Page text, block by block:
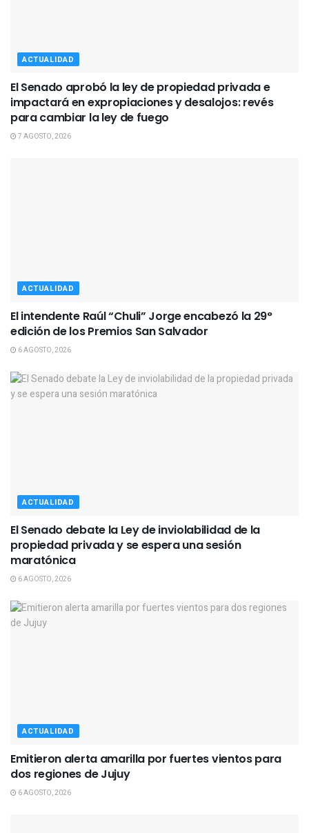
ACTUALIDAD
El Senado aprobó la ley de propiedad privada e
impactará en expropiaciones y desalojos: revés
para cambiar la ley de fuego
7 AGOSTO, 2026
ACTUALIDAD
El intendente Raúl “Chuli” Jorge encabezó la 29°
edición de los Premios San Salvador
6 AGOSTO, 2026
ACTUALIDAD
El Senado debate la Ley de inviolabilidad de la
propiedad privada y se espera una sesión
maratónica
6 AGOSTO, 2026
ACTUALIDAD
Emitieron alerta amarilla por fuertes vientos para
dos regiones de Jujuy
6 AGOSTO, 2026